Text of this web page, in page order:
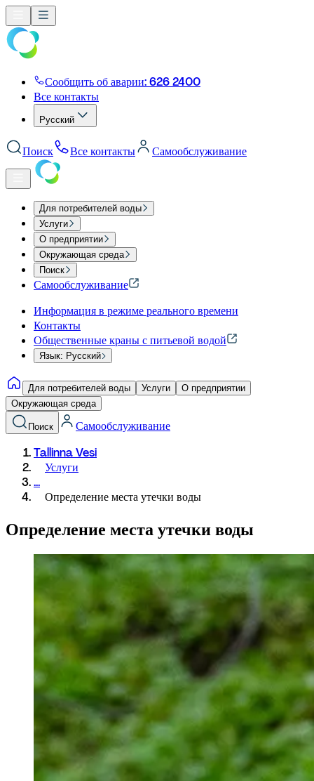
Сообщить об аварии: 626 2400
Все контакты
Русский
Поиск Все контакты Самообслуживание
Для потребителей воды
Услуги
О предприятии
Окружающая среда
Поиск
Самообслуживание
Информация в режиме реального времени
Контакты
Общественные краны с питьевой водой
Язык: Русский
Для потребителей воды Услуги
О предприятии
Окружающая среда
Поиск
Самообслуживание
Tallinna Vesi
Услуги
...
Определение места утечки воды
Определение места утечки воды